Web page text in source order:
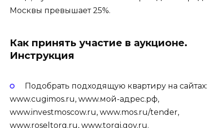
Москвы превышает 25%.
Как принять участие в аукционе.
Инструкция
Подобрать подходящую квартиру на сайтах:
www.cugimos.ru, www.мой-адрес.рф,
www.investmoscow.ru, www.mos.ru/tender,
www.roseltorg.ru, www.torgi.gov.ru.